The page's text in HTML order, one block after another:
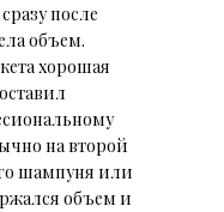
после
объем.
хорошая
на второй
шампуня или
объем и